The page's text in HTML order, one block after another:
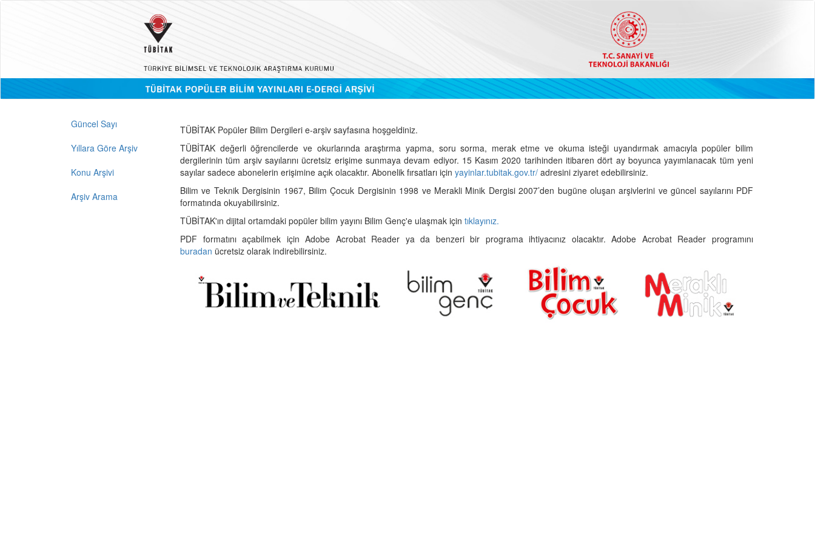
Güncel Sayı
Yıllara Göre Arşiv
Konu Arşivi
Arşiv Arama
TÜBİTAK Popüler Bilim Dergileri e-arşiv sayfasına hoşgeldiniz.
TÜBİTAK değerli öğrencilerde ve okurlarında araştırma yapma, soru sorma, merak etme ve okuma isteği uyandırmak amacıyla popüler bilim
dergilerinin tüm arşiv sayılarını ücretsiz erişime sunmaya devam ediyor. 15 Kasım 2020 tarihinden itibaren dört ay boyunca yayımlanacak tüm yeni
sayılar sadece abonelerin erişimine açık olacaktır. Abonelik fırsatları için yayinlar.tubitak.gov.tr/ adresini ziyaret edebilirsiniz.
Bilim ve Teknik Dergisinin 1967, Bilim Çocuk Dergisinin 1998 ve Merakli Minik Dergisi 2007’den bugüne oluşan arşivlerini ve güncel sayılarını PDF
formatında okuyabilirsiniz.
TÜBİTAK'ın dijital ortamdaki popüler bilim yayını Bilim Genç'e ulaşmak için tıklayınız.
PDF formatını açabilmek için Adobe Acrobat Reader ya da benzeri bir programa ihtiyacınız olacaktır. Adobe Acrobat Reader programını
buradan ücretsiz olarak indirebilirsiniz.